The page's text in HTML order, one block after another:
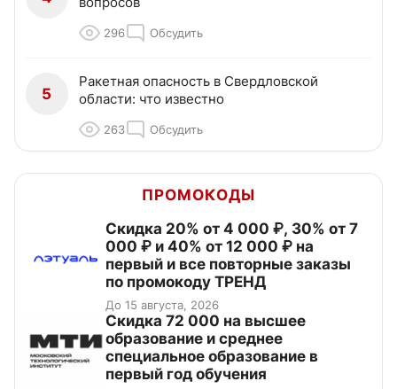
296 Обсудить
5
Ракетная опасность в Свердловской
области: что известно
263 Обсудить
ПРОМОКОДЫ
Скидка 20% от 4 000 ₽, 30% от 7
000 ₽ и 40% от 12 000 ₽ на
первый и все повторные заказы
по промокоду ТРЕНД
До 15 августа, 2026
Скидка 72 000 на высшее
образование и среднее
специальное образование в
первый год обучения